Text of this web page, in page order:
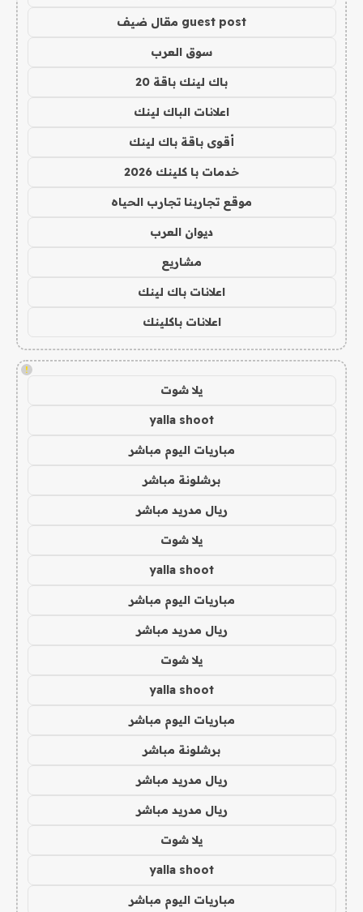
guest post مقال ضيف
سوق العرب
باك لينك باقة 20
اعلانات الباك لينك
أقوى باقة باك لينك
خدمات با كلينك 2026
موقع تجاربنا تجارب الحياه
ديوان العرب
مشاريع
اعلانات باك لينك
اعلانات باكلينك
!
يلا شوت
yalla shoot
مباريات اليوم مباشر
برشلونة مباشر
ريال مدريد مباشر
يلا شوت
yalla shoot
مباريات اليوم مباشر
ريال مدريد مباشر
يلا شوت
yalla shoot
مباريات اليوم مباشر
برشلونة مباشر
ريال مدريد مباشر
ريال مدريد مباشر
يلا شوت
yalla shoot
مباريات اليوم مباشر